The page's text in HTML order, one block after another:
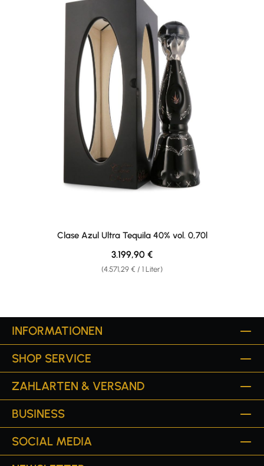
Clase Azul Ultra Tequila 40% vol. 0,70l
(4.571,29 € / 1 Liter)
Regulärer Preis:
3.199,90 €
INFORMATIONEN
SHOP SERVICE
ZAHLARTEN & VERSAND
BUSINESS
SOCIAL MEDIA